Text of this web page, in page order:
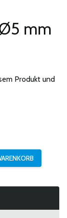
mm
Produkt und